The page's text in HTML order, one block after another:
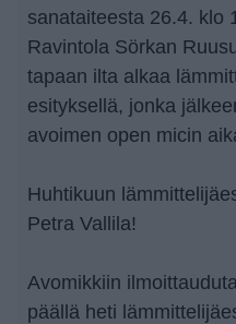
sanataiteesta 26.4. klo
Ravintola Sörkan
tapaan ilta alkaa
esityksellä, jonka
avoimen open micin
Huhtikuun
Petra Vallila!
Avomikkiin
päällä heti